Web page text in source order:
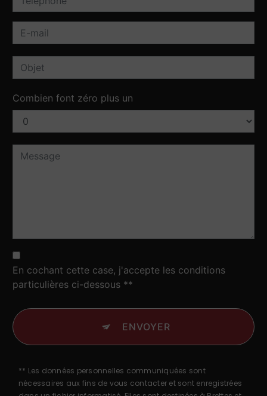
Combien font zéro plus un
En cochant cette case, j'accepte les conditions
particulières ci-dessous **
ENVOYER
** Les données personnelles communiquées sont
nécessaires aux fins de vous contacter et sont enregistrées